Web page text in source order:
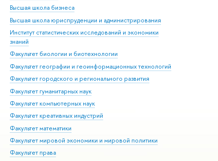
Высшая школа бизнеса
Высшая школа юриспруденции и администрирования
Институт статистических исследований и экономики
знаний
Факультет биологии и биотехнологии
Факультет географии и геоинформационных технологий
Факультет городского и регионального развития
Факультет гуманитарных наук
Факультет компьютерных наук
Факультет креативных индустрий
Факультет математики
Факультет мировой экономики и мировой политики
Факультет права